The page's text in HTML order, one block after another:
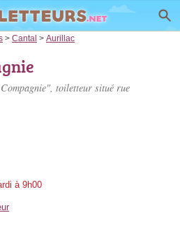
> Cantal > Aurillac
toiletteur situé rue
à 9h00